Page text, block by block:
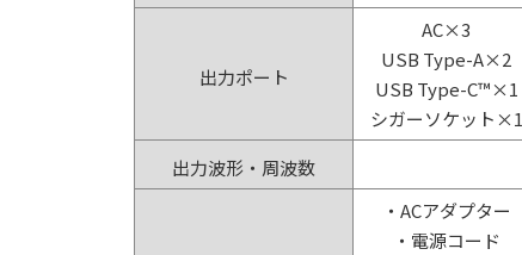
出力ポート
AC×3
USB Type-A×2
USB Type-C™×1
シガーソケット×1
出力波形・周波数
・ACアダプター
・電源コード